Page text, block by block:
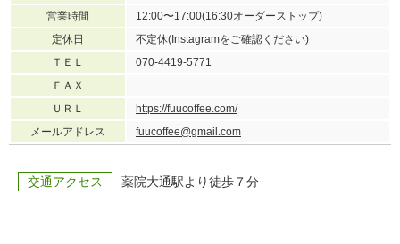
営業時間
12:00〜17:00(16:30オーダーストップ)
定休日
不定休(Instagramをご確認ください)
ＴＥＬ
070-4419-5771
ＦＡＸ
ＵＲＬ
https://fuucoffee.com/
メールアドレス
fuucoffee@gmail.com
交通アクセス 薬院大通駅より徒歩７分